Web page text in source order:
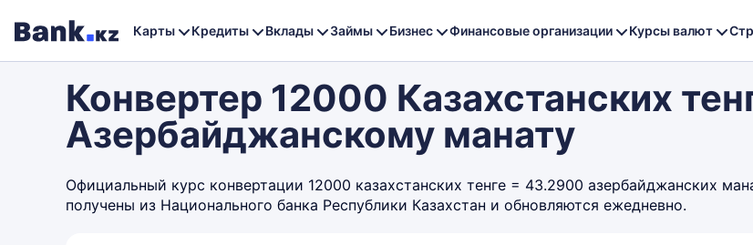
Карты Кредиты Вклады Займы Бизнес Финансовые организации Курсы валют
Конвертер 12000 Казахстанских
Азербайджанскому манату
Официальный курс конвертации 12000 казахстанских тенге = 43.2900 азербайджанских
получены из Национального банка Республики Казахстан и обновляются ежедневно.